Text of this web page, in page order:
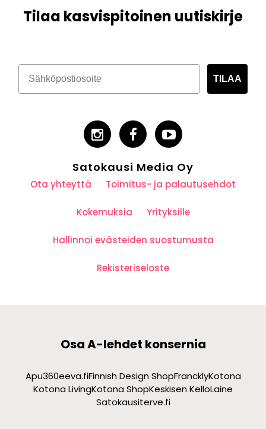
Tilaa kasvispitoinen uutiskirje
TILAA
Satokausi Media Oy
Ota yhteyttä Toimitus- ja palautusehdot
Kokemuksia Yrityksille
Hallinnoi evästeiden suostumusta
Rekisteriseloste
Osa A-lehdet konsernia
Apu360eeva.fiFinnish Design ShopFrancklyKotona
Kotona LivingKotona ShopKeskisen KelloLaine
Satokausiterve.fi